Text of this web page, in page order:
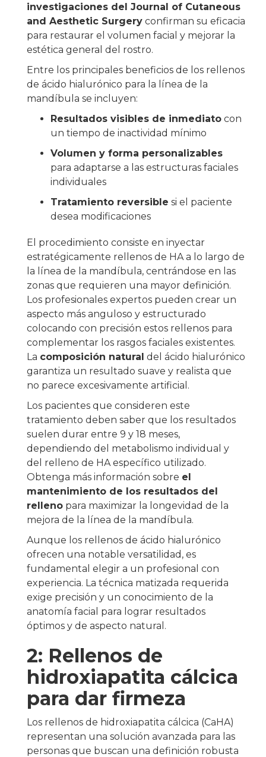
investigaciones del Journal of Cutaneous
and Aesthetic Surgery confirman su eficacia
para restaurar el volumen facial y mejorar la
estética general del rostro.
Entre los principales beneficios de los rellenos
de ácido hialurónico para la línea de la
mandíbula se incluyen:
Resultados visibles de inmediato con
un tiempo de inactividad mínimo
Volumen y forma personalizables
para adaptarse a las estructuras faciales
individuales
Tratamiento reversible si el paciente
desea modificaciones
El procedimiento consiste en inyectar
estratégicamente rellenos de HA a lo largo de
la línea de la mandíbula, centrándose en las
zonas que requieren una mayor definición.
Los profesionales expertos pueden crear un
aspecto más anguloso y estructurado
colocando con precisión estos rellenos para
complementar los rasgos faciales existentes.
La composición natural del ácido hialurónico
garantiza un resultado suave y realista que
no parece excesivamente artificial.
Los pacientes que consideren este
tratamiento deben saber que los resultados
suelen durar entre 9 y 18 meses,
dependiendo del metabolismo individual y
del relleno de HA específico utilizado.
Obtenga más información sobre el
mantenimiento de los resultados del
relleno para maximizar la longevidad de la
mejora de la línea de la mandíbula.
Aunque los rellenos de ácido hialurónico
ofrecen una notable versatilidad, es
fundamental elegir a un profesional con
experiencia. La técnica matizada requerida
exige precisión y un conocimiento de la
anatomía facial para lograr resultados
óptimos y de aspecto natural.
2: Rellenos de
hidroxiapatita cálcica
para dar firmeza
Los rellenos de hidroxiapatita cálcica (CaHA)
representan una solución avanzada para las
personas que buscan una definición robusta